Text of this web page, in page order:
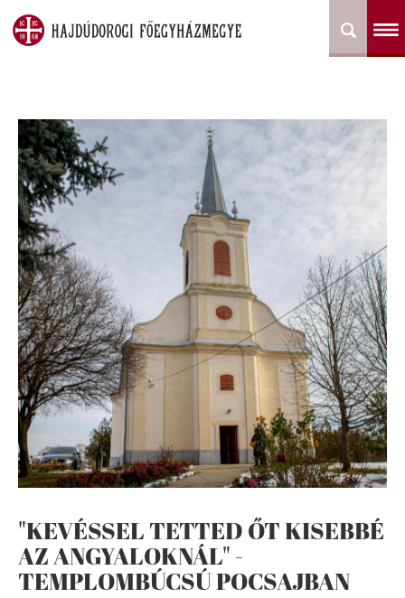
"KEVÉSSEL TETTED ŐT KISEBBÉ
AZ ANGYALOKNÁL" -
TEMPLOMBÚCSÚ POCSAJBAN